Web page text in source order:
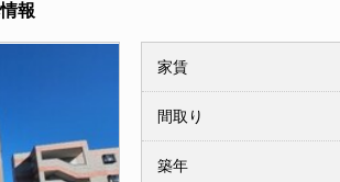
報
家賃
間取り
築年